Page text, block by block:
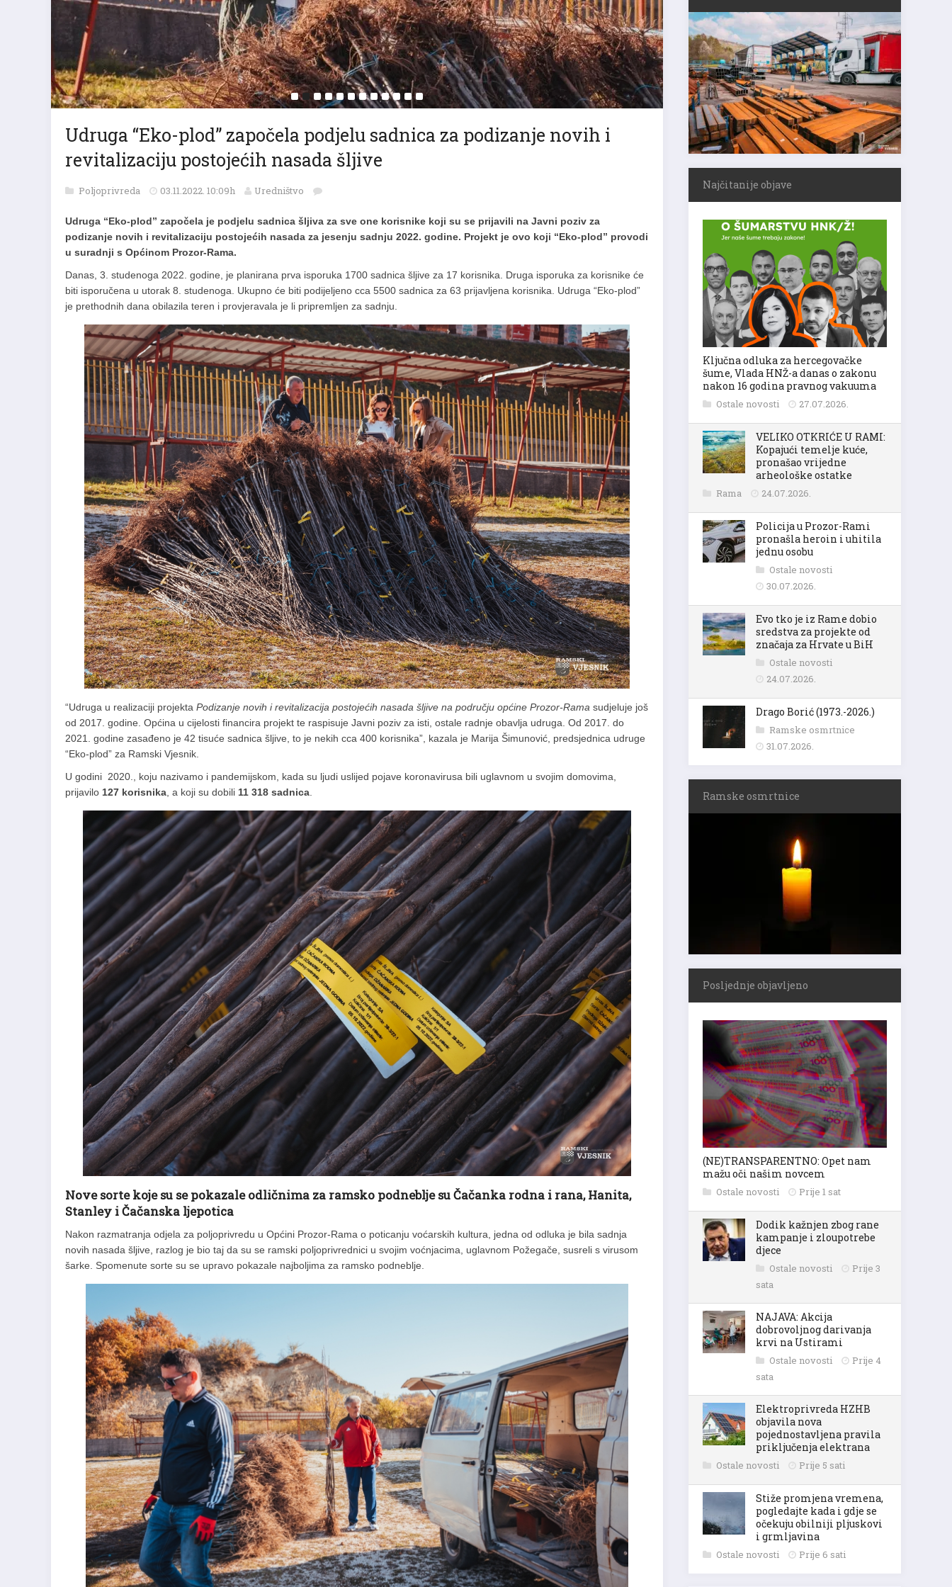
Udruga “Eko-plod” započela podjelu sadnica za podizanje novih i
revitalizaciju postojećih nasada šljive
Poljoprivreda 03.11.2022. 10:09h Uredništvo
Udruga “Eko-plod” započela je podjelu sadnica šljiva za sve one korisnike koji su se prijavili na Javni poziv za
podizanje novih i revitalizaciju postojećih nasada za jesenju sadnju 2022. godine. Projekt je ovo koji “Eko-plod” provodi
u suradnji s Općinom Prozor-Rama.
Danas, 3. studenoga 2022. godine, je planirana prva isporuka 1700 sadnica šljive za 17 korisnika. Druga isporuka za korisnike će
biti isporučena u utorak 8. studenoga. Ukupno će biti podijeljeno cca 5500 sadnica za 63 prijavljena korisnika. Udruga “Eko-plod”
je prethodnih dana obilazila teren i provjeravala je li pripremljen za sadnju.
“Udruga u realizaciji projekta Podizanje novih i revitalizacija postojećih nasada šljive na području općine Prozor-Rama sudjeluje još
od 2017. godine. Općina u cijelosti financira projekt te raspisuje Javni poziv za isti, ostale radnje obavlja udruga. Od 2017. do
2021. godine zasađeno je 42 tisuće sadnica šljive, to je nekih cca 400 korisnika”, kazala je Marija Šimunović, predsjednica udruge
“Eko-plod” za Ramski Vjesnik.
U godini 2020., koju nazivamo i pandemijskom, kada su ljudi uslijed pojave koronavirusa bili uglavnom u svojim domovima,
prijavilo 127 korisnika , a koji su dobili 11 318 sadnica
Nove sorte koje su se pokazale odličnima za ramsko podneblje su Čačanka rodna i rana, Hanita,
Stanley i Čačanska ljepotica
Nakon razmatranja odjela za poljoprivredu u Općini Prozor-Rama o poticanju voćarskih kultura, jedna od odluka je bila sadnja
novih nasada šljive, razlog je bio taj da su se ramski poljoprivrednici u svojim voćnjacima, uglavnom Požegače, susreli s virusom
šarke. Spomenute sorte su se upravo pokazale najboljima za ramsko podneblje.
Najčitanije objave
Ključna odluka za hercegovačke
šume, Vlada HNŽ-a danas o zakonu
nakon 16 godina pravnog vakuuma
Ostale novosti 27.07.2026.
VELIKO OTKRIĆE U RAMI:
Kopajući temelje kuće,
pronašao vrijedne
arheološke ostatke
Rama 24.07.2026.
Policija u Prozor-Rami
pronašla heroin i uhitila
jednu osobu
Ostale novosti
30.07.2026.
Evo tko je iz Rame dobio
sredstva za projekte od
značaja za Hrvate u BiH
Ostale novosti
24.07.2026.
Drago Borić (1973.-2026.)
Ramske osmrtnice
31.07.2026.
Ramske osmrtnice
Posljednje objavljeno
(NE)TRANSPARENTNO: Opet nam
mažu oči našim novcem
Ostale novosti Prije 1 sat
Dodik kažnjen zbog rane
kampanje i zloupotrebe
djece
Ostale novosti
Prije 3
sata
NAJAVA: Akcija
dobrovoljnog darivanja
krvi na Ustirami
Ostale novosti
Prije 4
sata
Elektroprivreda HZHB
objavila nova
pojednostavljena pravila
priključenja elektrana
Ostale novosti Prije 5 sati
Stiže promjena vremena,
pogledajte kada i gdje se
očekuju obilniji pljuskovi
i grmljavina
Ostale novosti Prije 6 sati